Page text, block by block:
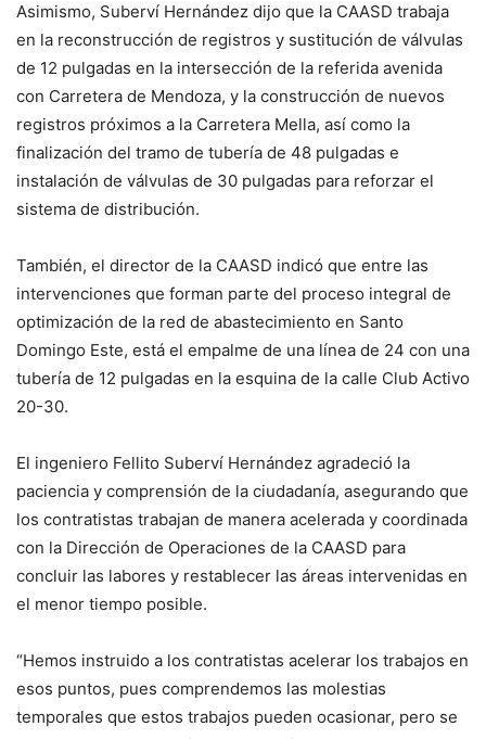
Asimismo, Suberví Hernández dijo que la CAASD trabaja
en la reconstrucción de registros y sustitución de válvulas
de 12 pulgadas en la intersección de la referida avenida
con Carretera de Mendoza, y la construcción de nuevos
registros próximos a la Carretera Mella, así como la
finalización del tramo de tubería de 48 pulgadas e
instalación de válvulas de 30 pulgadas para reforzar el
sistema de distribución.
También, el director de la CAASD indicó que entre las
intervenciones que forman parte del proceso integral de
optimización de la red de abastecimiento en Santo
Domingo Este, está el empalme de una línea de 24 con una
tubería de 12 pulgadas en la esquina de la calle Club Activo
20-30.
El ingeniero Fellito Suberví Hernández agradeció la
paciencia y comprensión de la ciudadanía, asegurando que
los contratistas trabajan de manera acelerada y coordinada
con la Dirección de Operaciones de la CAASD para
concluir las labores y restablecer las áreas intervenidas en
el menor tiempo posible.
“Hemos instruido a los contratistas acelerar los trabajos en
esos puntos, pues comprendemos las molestias
temporales que estos trabajos pueden ocasionar, pero se